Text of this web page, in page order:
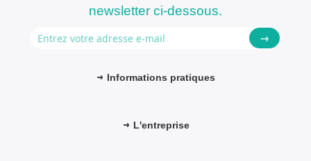
newsletter ci-dessous.
→
Informations pratiques
L'entreprise